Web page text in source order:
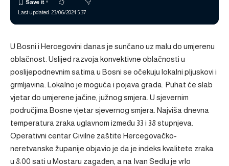
Last updated: 23/06/2024 5:37
U Bosni i Hercegovini danas je sunčano uz malu do umjerenu
oblačnost. Uslijed razvoja konvektivne oblačnosti u
poslijepodnevnim satima u Bosni se očekuju lokalni pljuskovi i
grmljavina. Lokalno je moguća i pojava grada. Puhat će slab
vjetar do umjerene jačine, južnog smjera. U sjevernim
područjima Bosne vjetar sjevernog smjera. Najviša dnevna
temperatura zraka uglavnom između 33 i 38 stupnjeva.
Operativni centar Civilne zaštite Hercegovačko-
neretvanske županije objavio je da je indeks kvalitete zraka
u 8:00 sati u Mostaru zagađen, a na Ivan Sedlu je vrlo